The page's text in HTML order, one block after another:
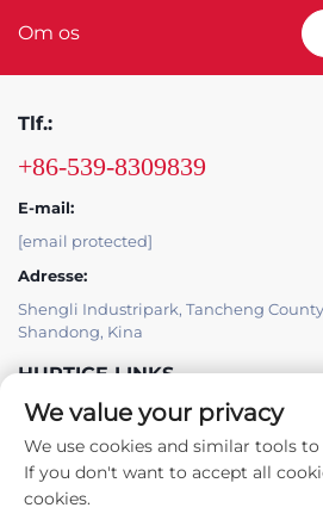
Om os
Tlf.:
+86-539-8309839
E-mail:
[email protected]
Adresse:
Shengli Industripark, Tancheng
Shandong, Kina
HURTIGE LINKS
PRODUKTER
We value your privacy
We use cookies and similar tools
If you don't want to accept all
cookies.